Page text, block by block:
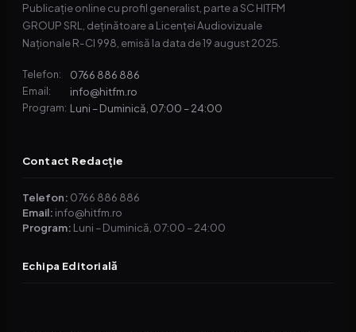
Publicație online cu profil generalist, parte a SC HITFM
GROUP SRL, deținătoare a Licenței Audiovizuale
Naționale R-CI 998, emisă la data de 19 august 2025.
Telefon: 0766 886 886
Email: info@hitfm.ro
Program: Luni – Duminică, 07:00 – 24:00
Contact Redacție
Telefon: 0766 886 886
Email: info@hitfm.ro
Program: Luni – Duminică, 07:00 – 24:00
Echipa Editorială